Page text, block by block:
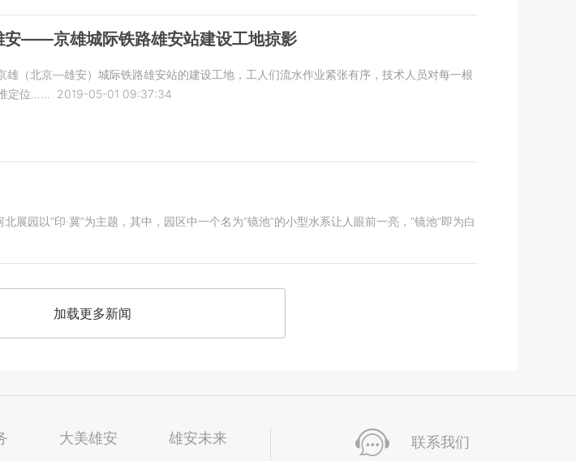
安——京雄城际铁路雄安站建设工地掠影
雄（北京—雄安）城际铁路雄安站的建设工地，工人们流水作业紧张有序，技术人员对每一根
定位……
2019-05-01 09:37:34
园以“印·冀”为主题，其中，园区中一个名为“镜池”的小型水系让人眼前一亮，“镜池”即为白
加载更多新闻
大美雄安 雄安未来 联系我们